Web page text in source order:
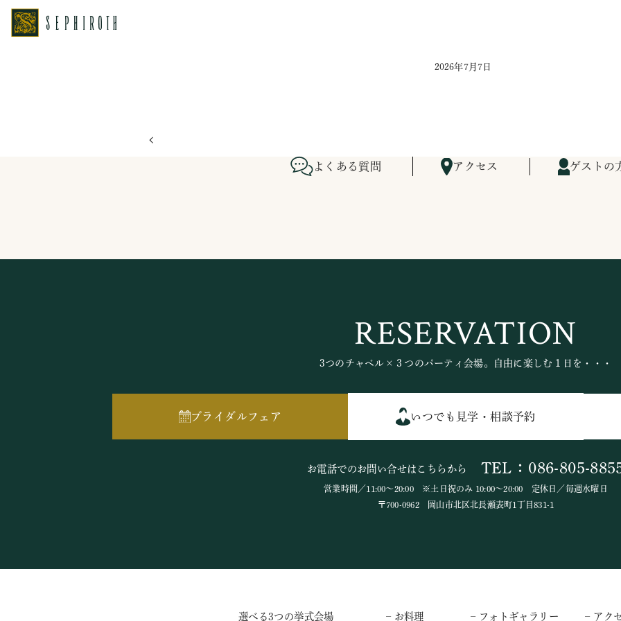
2026年7月7日
よくある質問 アクセス ゲストの
RESERVATION
3つのチャペル×３つのパーティ会場。自由に楽しむ１日を・・・
ブライダルフェア いつでも見学・相談予約
お電話でのお問い合せはこちらから TEL：086-805-
営業時間／11:00～20:00 ※土日祝のみ 10:00～20:00 定休日／毎週水曜日
〒700-0962 岡山市北区北長瀬表町1丁目831-1
選べる3つの挙式会場 – お料理 – フォトギャラリー – アク